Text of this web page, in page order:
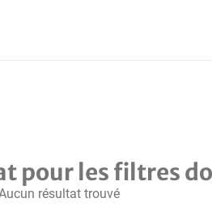
pour les filtres
résultat trouvé